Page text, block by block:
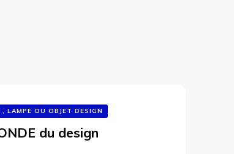
, LAMPE OU OBJET DESIGN
du design